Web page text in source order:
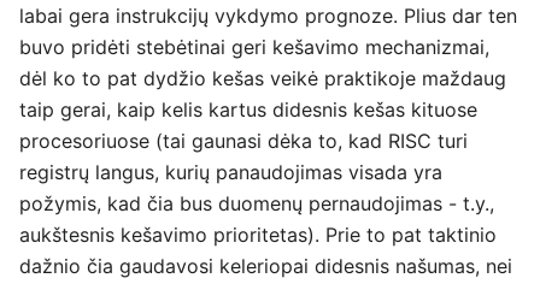
labai gera instrukcijų vykdymo prognoze. Plius dar ten
buvo pridėti stebėtinai geri kešavimo mechanizmai,
dėl ko to pat dydžio kešas veikė praktikoje maždaug
taip gerai, kaip kelis kartus didesnis kešas kituose
procesoriuose (tai gaunasi dėka to, kad RISC turi
registrų langus, kurių panaudojimas visada yra
požymis, kad čia bus duomenų pernaudojimas - t.y.,
aukštesnis kešavimo prioritetas). Prie to pat taktinio
dažnio čia gaudavosi keleriopai didesnis našumas, nei